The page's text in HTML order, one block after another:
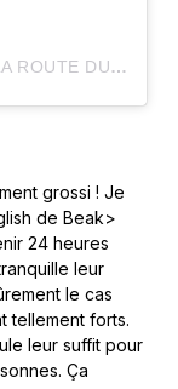
UNE PUBLICATION PARTAGÉE PAR LA ROUTE DU ROCK (@LAROUTEDUROCK)
grossi ! Je
de Beak>
24 heures
leur
le cas
tellement forts.
leur suffit pour
Ça